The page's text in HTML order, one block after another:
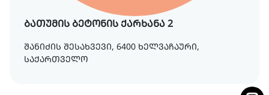
ბათუმის ბეტონის ქარხანა 2
შანიძის შესახვევი, 6400 ხელვაჩაური,
საქართველო